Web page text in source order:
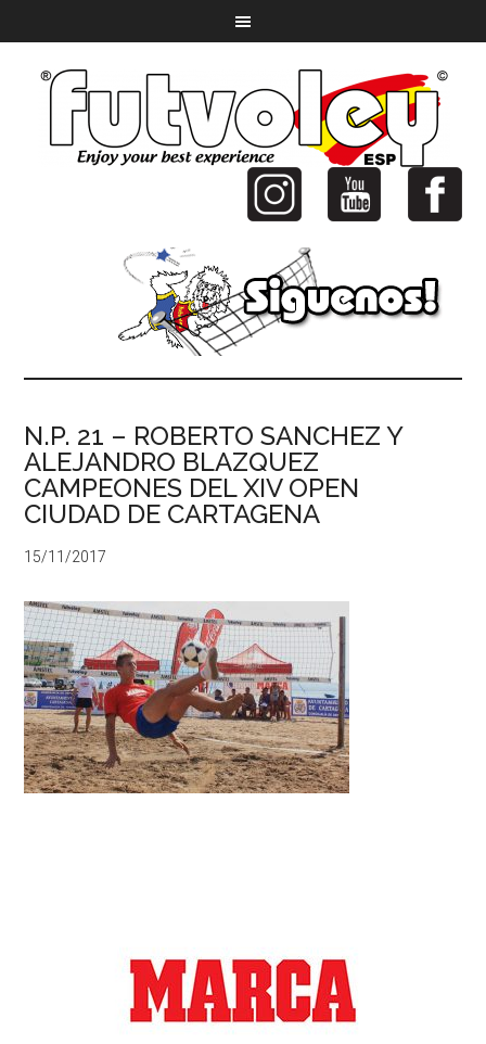
N.P. 21 – ROBERTO SANCHEZ Y
ALEJANDRO BLAZQUEZ
CAMPEONES DEL XIV OPEN
CIUDAD DE CARTAGENA
15/11/2017